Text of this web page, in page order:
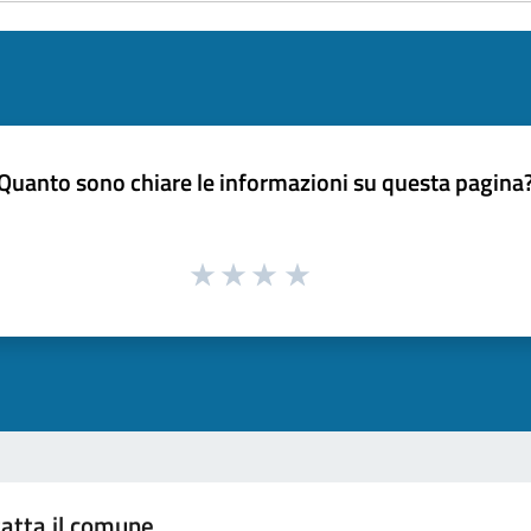
sono chiare le informazioni su questa